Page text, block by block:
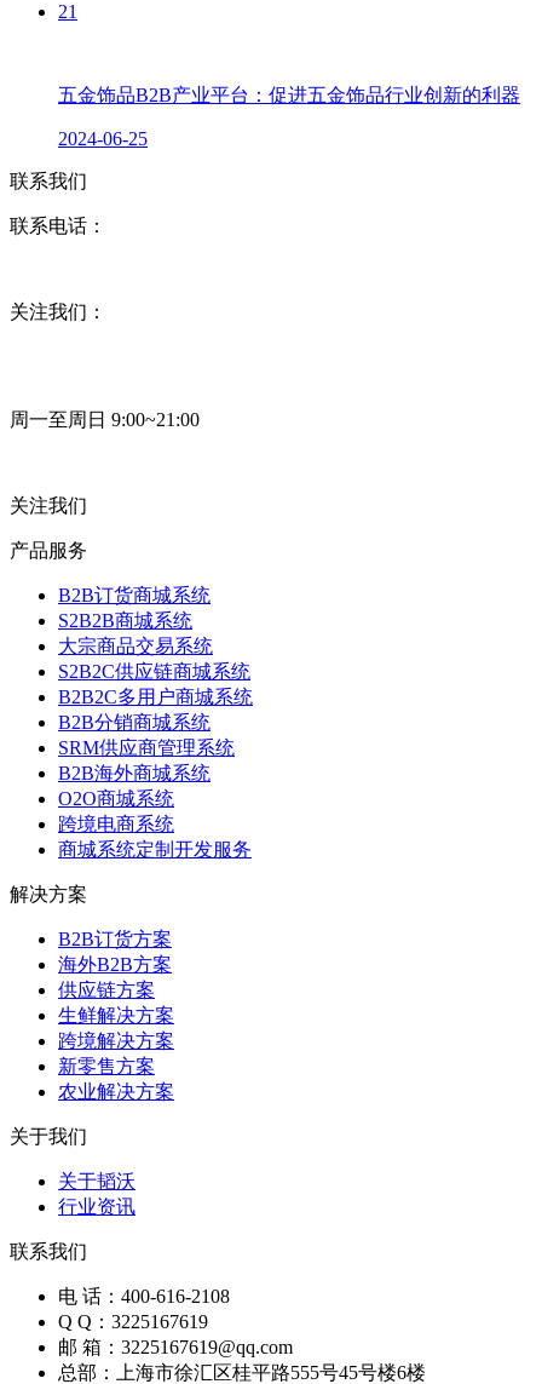
21
五金饰品B2B产业平台：促进五金饰品行业创新的利器
2024-06-25
联系我们
联系电话：
关注我们：
周一至周日 9:00~21:00
关注我们
产品服务
B2B订货商城系统
S2B2B商城系统
大宗商品交易系统
S2B2C供应链商城系统
B2B2C多用户商城系统
B2B分销商城系统
SRM供应商管理系统
B2B海外商城系统
O2O商城系统
跨境电商系统
商城系统定制开发服务
解决方案
B2B订货方案
海外B2B方案
供应链方案
生鲜解决方案
跨境解决方案
新零售方案
农业解决方案
关于我们
关于韬沃
行业资讯
联系我们
电 话：400-616-2108
Q Q：3225167619
邮 箱：3225167619@qq.com
总部：上海市徐汇区桂平路555号45号楼6楼